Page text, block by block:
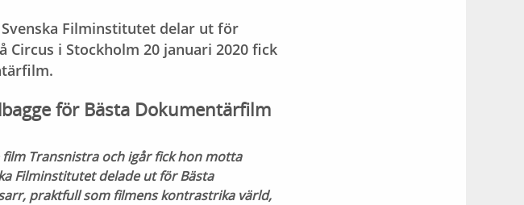
Filminstitutet delar ut för
i Stockholm 20 januari 2020 fick
för Bästa Dokumentärfilm
Transnistra och igår fick hon motta
Filminstitutet delade ut för Bästa
praktfull som filmens kontrastrika värld,